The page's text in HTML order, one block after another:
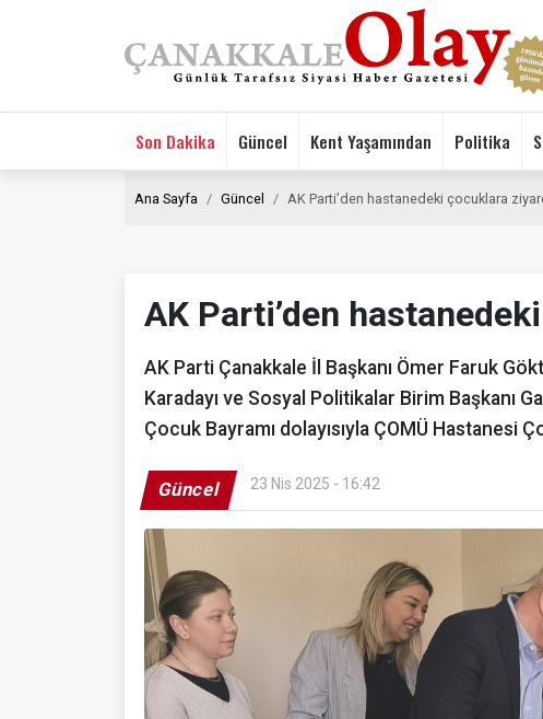
Son Dakika Güncel Kent Yaşamından Politika
Ana Sayfa Güncel AK Parti’den hastanedeki çocuklara
AK Parti’den
AK Parti Çanakkale İl Başkanı Ömer Faruk
Karadayı ve Sosyal Politikalar Birim Başkanı
Çocuk Bayramı dolayısıyla ÇOMÜ Hastanesi
Güncel 23 Nis 2025 - 16:42